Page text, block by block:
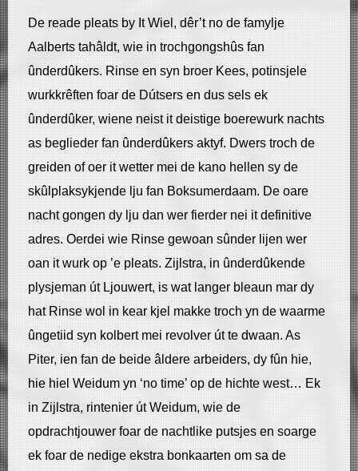
De reade pleats by It Wiel, dêr’t no de famylje
Aalberts tahâldt, wie in trochgongshûs fan
ûnderdûkers. Rinse en syn broer Kees, potinsjele
wurkkrêften foar de Dútsers en dus sels ek
ûnderdûker, wiene neist it deistige boerewurk nachts
as beglieder fan ûnderdûkers aktyf. Dwers troch de
greiden of oer it wetter mei de kano hellen sy de
skûlplaksykjende lju fan Boksumerdaam. De oare
nacht gongen dy lju dan wer fierder nei it definitive
adres. Oerdei wie Rinse gewoan sûnder lijen wer
oan it wurk op ’e pleats. Zijlstra, in ûnderdûkende
plysjeman út Ljouwert, is wat langer bleaun mar dy
hat Rinse wol in kear kjel makke troch yn de waarme
ûngetiid syn kolbert mei revolver út te dwaan. As
Piter, ien fan de beide âldere arbeiders, dy fûn hie,
hie hiel Weidum yn ‘no time’ op de hichte west… Ek
in Zijlstra, rintenier út Weidum, wie de
opdrachtjouwer foar de nachtlike putsjes en soarge
ek foar de nedige ekstra bonkaarten om sa de